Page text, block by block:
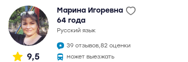
9,5
Марина Игоревна
64 года
русский язык
39 отзывов,82 оценки
может выезжать